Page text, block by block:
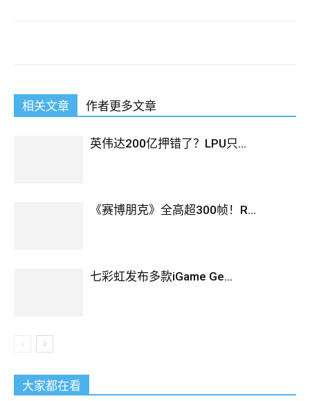
相关文章 作者更多文章
英伟达200亿押错了？LPU只...
《赛博朋克》全高超300帧！R...
七彩虹发布多款iGame Ge...
大家都在看